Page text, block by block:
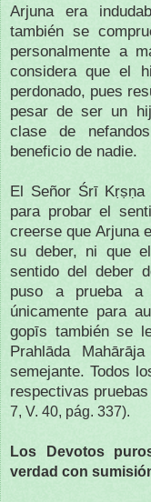
Arjuna era
también se
personalmente a
considera que el
perdonado, pues
pesar de ser un
clase de
beneficio de nadie.
El Señor Śrī Kṛṣṇa
para probar el
creerse que Arjuna
su deber, ni que
sentido del deber
puso a prueba a
únicamente para
gopīs también se
Prahlāda
semejante. Todos
respectivas
7, V. 40, pág. 337).
Los Devotos
verdad con